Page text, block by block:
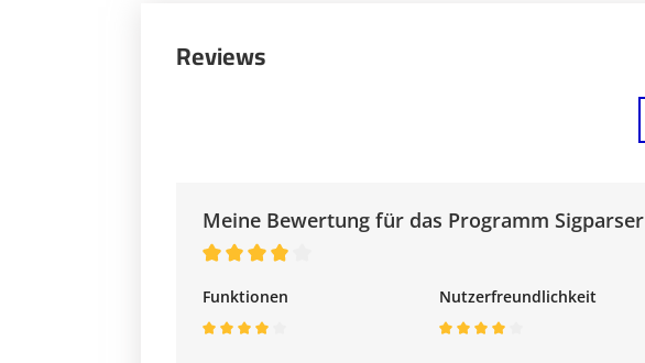
Reviews
Meine Bewertung für das Programm Sigparser
Funktionen Nutzerfreundlichkeit